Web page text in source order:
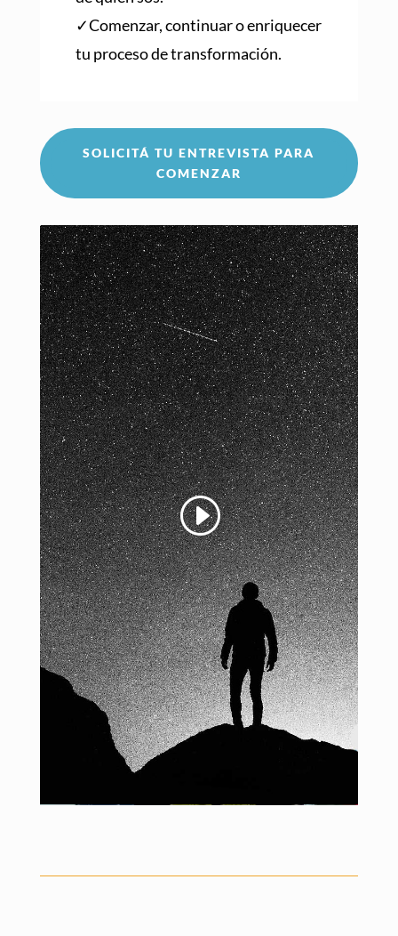
✓Comenzar, continuar o enriquecer
tu proceso de transformación.
SOLICITÁ TU ENTREVISTA PARA
COMENZAR